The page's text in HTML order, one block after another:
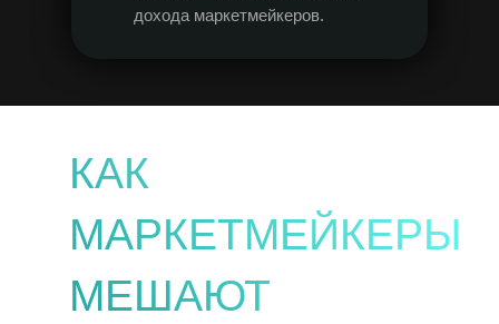
дохода маркетмейкеров.
КАК
МАРКЕТМЕЙКЕРЫ
МЕШАЮТ